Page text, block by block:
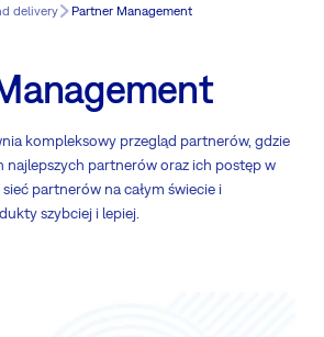
delivery Partner Management
kompleksowy przegląd partnerów, gdzie
najlepszych partnerów oraz ich postęp w
partnerów na całym świecie i
szybciej i lepiej.